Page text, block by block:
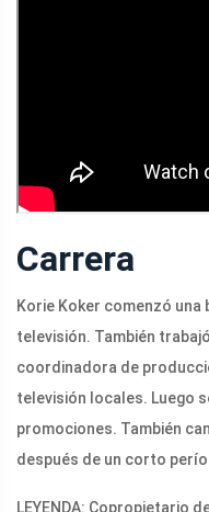
Carrera
Korie Koker comenzó
televisión. También
coordinadora de
televisión locales. Luego
promociones. También
después de un corto
LEYENDA: Copropietario